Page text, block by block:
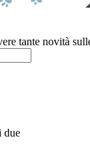
tante novità
due